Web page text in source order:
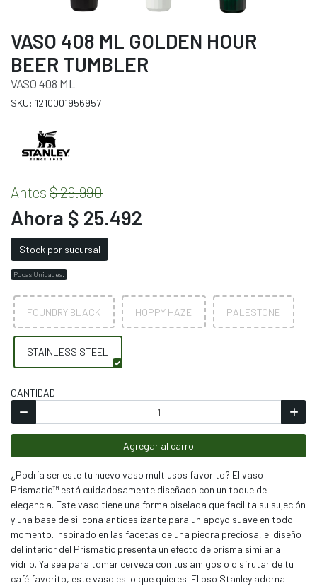
VASO 408 ML GOLDEN HOUR
BEER TUMBLER
VASO 408 ML
SKU: 1210001956957
Antes $ 29.990
Ahora $ 25.492
Stock por sucursal
Pocas Unidades.
FOUNDRY BLACK HOPPY HAZE PALESTONE
STAINLESS STEEL
CANTIDAD
Agregar al carro
¿Podría ser este tu nuevo vaso multiusos favorito? El vaso
Prismatic™ está cuidadosamente diseñado con un toque de
elegancia. Este vaso tiene una forma biselada que facilita su sujeción
y una base de silicona antideslizante para un apoyo suave en todo
momento. Inspirado en las facetas de una piedra preciosa, el diseño
del interior del Prismatic presenta un efecto de prisma similar al
vidrio. Ya sea para tomar cerveza con tus amigos o disfrutar de tu
café favorito, este vaso es lo que quieres! El oso Stanley adorna